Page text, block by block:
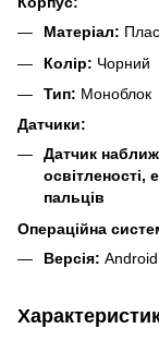
Матеріал:
Колір: Чорний
Тип: Моноблок
Датчики:
Датчик
освітленості,
пальців
Операційна
Версія: